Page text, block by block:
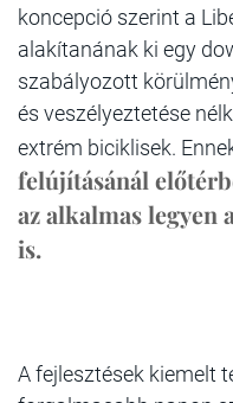
koncepció szerint a
alakítanának ki egy
szabályozott
és veszélyeztetése
extrém biciklisek.
felújításánál
az alkalmas legyen
is.
A fejlesztések kiemelt